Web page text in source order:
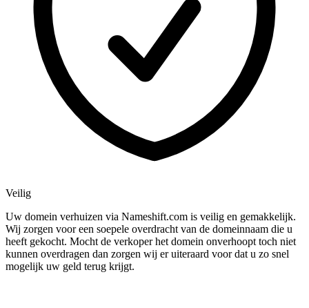
Veilig
Uw domein verhuizen via Nameshift.com is veilig en gemakkelijk.
Wij zorgen voor een soepele overdracht van de domeinnaam die u
heeft gekocht. Mocht de verkoper het domein onverhoopt toch niet
kunnen overdragen dan zorgen wij er uiteraard voor dat u zo snel
mogelijk uw geld terug krijgt.